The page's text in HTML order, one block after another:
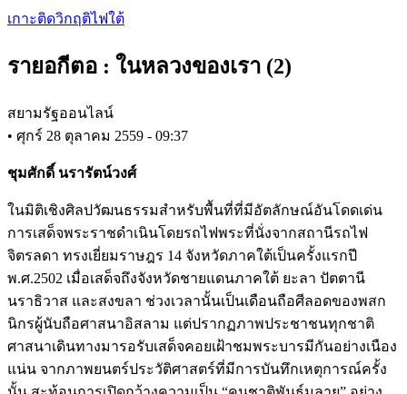
Skip
content
เกาะติดวิกฤติไฟใต้
รายอกีตอ : ในหลวงของเรา (2)
สยามรัฐออนไลน์
• ศุกร์ 28 ตุลาคม 2559 - 09:37
ชุมศักดิ์ นรารัตน์วงศ์
ในมิติเชิงศิลปวัฒนธรรมสำหรับพื้นที่ที่มีอัตลักษณ์อันโดดเด่น
การเสด็จพระราชดำเนินโดยรถไฟพระที่นั่งจากสถานีรถไฟ
จิตรลดา ทรงเยี่ยมราษฎร 14 จังหวัดภาคใต้เป็นครั้งแรกปี
พ.ศ.2502 เมื่อเสด็จถึงจังหวัดชายแดนภาคใต้ ยะลา ปัตตานี
นราธิวาส และสงขลา ช่วงเวลานั้นเป็นเดือนถือศีลอดของพสก
นิกรผู้นับถือศาสนาอิสลาม แต่ปรากฏภาพประชาชนทุกชาติ
ศาสนาเดินทางมารอรับเสด็จคอยเฝ้าชมพระบารมีกันอย่างเนือง
แน่น จากภาพยนตร์ประวัติศาสตร์ที่มีการบันทึกเหตุการณ์ครั้ง